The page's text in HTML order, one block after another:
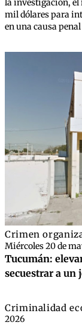
la investigación,
mil dólares para
en una causa
Crimen
Miércoles 20 de
Tucumán:
secuestrar a un
Criminalidad
2026